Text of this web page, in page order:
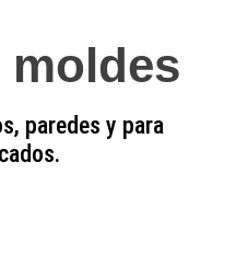
moldes
paredes y para